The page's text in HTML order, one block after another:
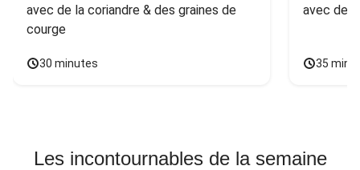
avec de la coriandre & des graines de
courge
30 minutes
avec des
35
Les incontournables de la semaine